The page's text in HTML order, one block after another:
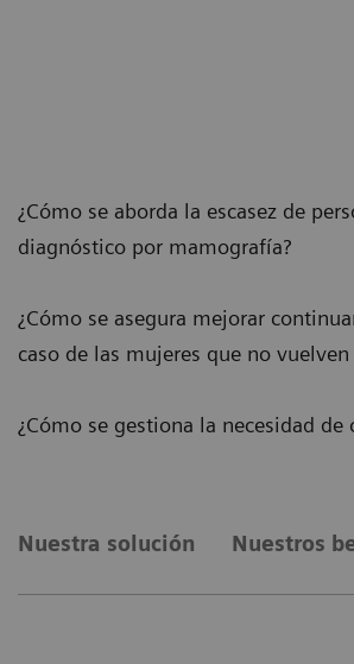
¿Cómo se aborda la escasez de
diagnóstico por mamografía?
¿Cómo se asegura mejorar
caso de las mujeres que no
¿Cómo se gestiona la necesidad
Nuestra solución Nuestros